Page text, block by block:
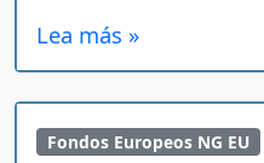
Lea más »
Fondos Europeos NG EU